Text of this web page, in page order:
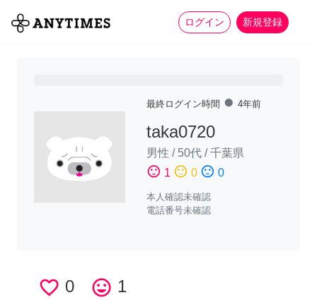
ログイン 新規登録
全て 家事 more_horiz
最終ログイン時間 fiber_manual_record 4年前
taka0720
男性 / 50代 /千葉県
sentiment_satisfied 1 sentiment_neutral 0 sentiment_dissatisfied 0
本人確認未確認
電話番号未確認
favorite_border 0 tag_faces 1